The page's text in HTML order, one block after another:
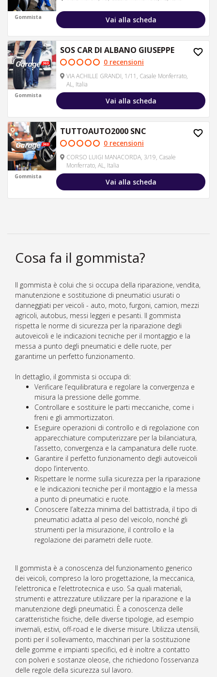
Gommista Vai alla scheda
Gommista
SOS CAR DI ALBANO GIUSEPPE
0 recensioni
VIA ACHILLE GRANDI, 1/11, Casale Monferrato,
AL, Italia
Vai alla scheda
Gommista
TUTTOAUTO2000 SNC
0 recensioni
CORSO LUIGI MANACORDA, 3/19, Casale
Monferrato, AL, Italia
Vai alla scheda
Cosa fa il gommista?
Il gommista è colui che si occupa della riparazione, vendita,
manutenzione e sostituzione di pneumatici usurati o
danneggiati per veicoli - auto, moto, furgoni, camion, mezzi
agricoli, autobus, messi leggeri e pesanti. Il gommista
rispetta le norme di sicurezza per la riparazione degli
autoveicoli e le indicazioni tecniche per il montaggio e la
messa a punto degli pneumatici e delle ruote, per
garantirne un perfetto funzionamento.
In dettaglio, il gommista si occupa di:
Verificare l’equilibratura e regolare la convergenza e
misura la pressione delle gomme.
Controllare e sostituire le parti meccaniche, come i
freni e gli ammortizzatori.
Eseguire operazioni di controllo e di regolazione con
apparecchiature computerizzare per la bilanciatura,
l’assetto, convergenza e la campanatura delle ruote.
Garantire il perfetto funzionamento degli autoveicoli
dopo l’intervento.
Rispettare le norme sulla sicurezza per la riparazione
e le indicazioni tecniche per il montaggio e la messa
a punto di pneumatici e ruote.
Conoscere l’altezza minima del battistrada, il tipo di
pneumatici adatta al peso del veicolo, nonché gli
strumenti per la misurazione, il controllo e la
regolazione dei parametri delle ruote.
Il gommista è a conoscenza del funzionamento generico
dei veicoli, compreso la loro progettazione, la meccanica,
l’elettronica e l’elettrotecnica e uso. Sa quali materiali,
strumenti e attrezzature utilizzare per la riparazione e la
manutenzione degli pneumatici. È a conoscenza delle
caratteristiche fisiche, delle diverse tipologie, ad esempio
invernali, estivi, off-road e le diverse misure. Utilizza utensili,
ponti per il sollevamento, macchinari per la sostituzione
delle gomme e impianti specifici, ed è inoltre a contatto
con polveri e sostanze oleose, che richiedono l’osservanza
delle regole della sicurezza sul lavoro.